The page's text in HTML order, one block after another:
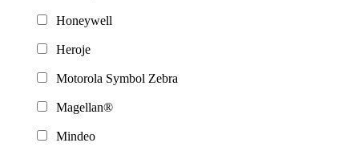
Honeywell
Heroje
Motorola Symbol Zebra
Magellan®
Mindeo